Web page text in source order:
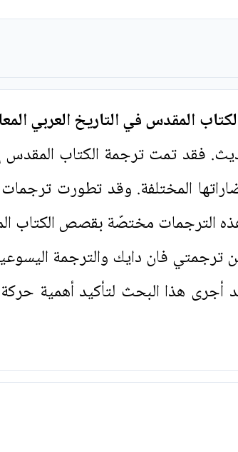
المقدس في التاريخ العربي
فقد تمت ترجمة الكتاب المقدس
المختلفة. وقد تطورت ترجمات
الترجمات مختصّة بقصص الكتاب
ترجمتي فان دايك والترجمة
هذا البحث لتأكيد أهمية